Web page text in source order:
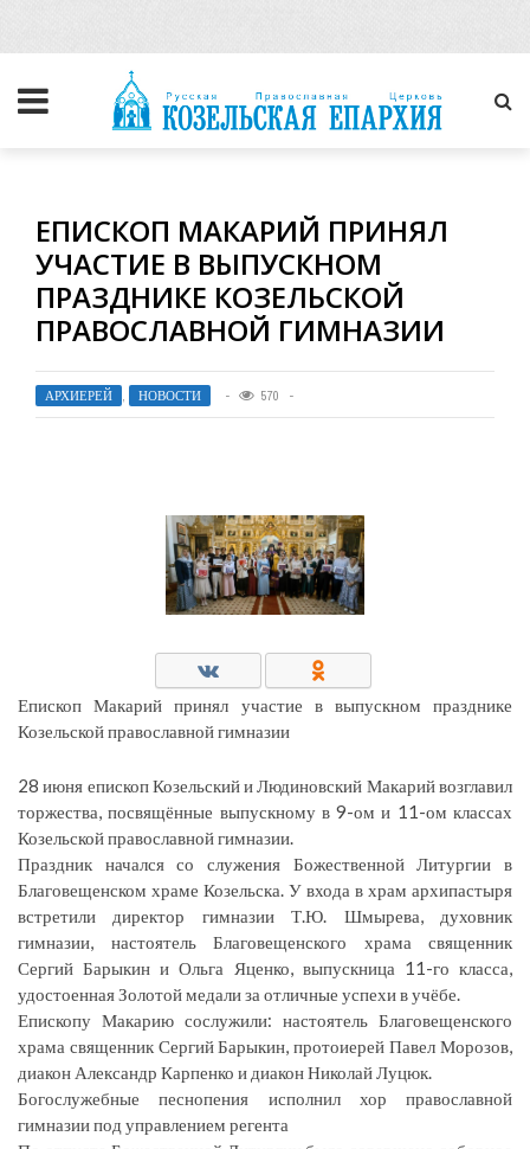
ЕПИСКОП МАКАРИЙ ПРИНЯЛ
УЧАСТИЕ В ВЫПУСКНОМ
ПРАЗДНИКЕ КОЗЕЛЬСКОЙ
ПРАВОСЛАВНОЙ ГИМНАЗИИ
АРХИЕРЕЙ , НОВОСТИ 570
Епископ Макарий принял участие в выпускном празднике
Козельской православной гимназии
28 июня епископ Козельский и Людиновский Макарий возглавил
торжества, посвящённые выпускному в 9-ом и 11-ом классах
Козельской православной гимназии.
Праздник начался со служения Божественной Литургии в
Благовещенском храме Козельска. У входа в храм архипастыря
встретили директор гимназии Т.Ю. Шмырева, духовник
гимназии, настоятель Благовещенского храма священник
Сергий Барыкин и Ольга Яценко, выпускница 11-го класса,
удостоенная Золотой медали за отличные успехи в учёбе.
Епископу Макарию сослужили: настоятель Благовещенского
храма священник Сергий Барыкин, протоиерей Павел Морозов,
диакон Александр Карпенко и диакон Николай Луцюк.
Богослужебные песнопения исполнил хор православной
гимназии под управлением регента